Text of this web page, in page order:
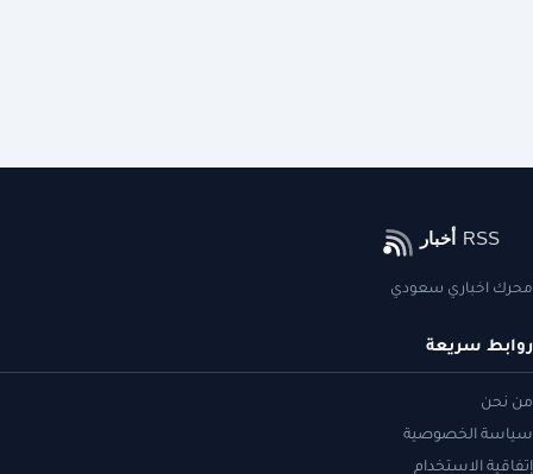
محرك اخباري سعودي
روابط سريعة
من نحن
سياسة الخصوصية
إتفاقية الاستخدام